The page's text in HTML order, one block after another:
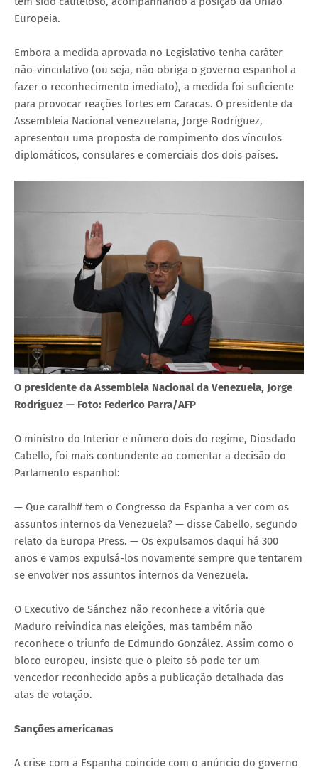
Europeia.
Embora a medida aprovada no Legislativo tenha caráter
não-vinculativo (ou seja, não obriga o governo espanhol a
fazer o reconhecimento imediato), a medida foi suficiente
para provocar reações fortes em Caracas. O presidente da
Assembleia Nacional venezuelana, Jorge Rodríguez,
apresentou uma proposta de rompimento dos vínculos
diplomáticos, consulares e comerciais dos dois países.
O presidente da Assembleia Nacional da Venezuela, Jorge
Rodríguez — Foto: Federico Parra/AFP
O ministro do Interior e número dois do regime, Diosdado
Cabello, foi mais contundente ao comentar a decisão do
Parlamento espanhol:
— Que caralh# tem o Congresso da Espanha a ver com os
assuntos internos da Venezuela? — disse Cabello, segundo
relato da Europa Press. — Os expulsamos daqui há 300
anos e vamos expulsá-los novamente sempre que tentarem
se envolver nos assuntos internos da Venezuela.
O Executivo de Sánchez não reconhece a vitória que
Maduro reivindica nas eleições, mas também não
reconhece o triunfo de Edmundo González. Assim como o
bloco europeu, insiste que o pleito só pode ter um
vencedor reconhecido após a publicação detalhada das
atas de votação.
Sanções americanas
A crise com a Espanha coincide com o anúncio do governo